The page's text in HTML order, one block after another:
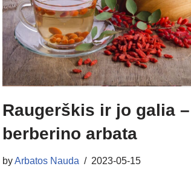
Raugerškis ir jo galia –
berberino arbata
byArbatos Nauda 2023-05-15